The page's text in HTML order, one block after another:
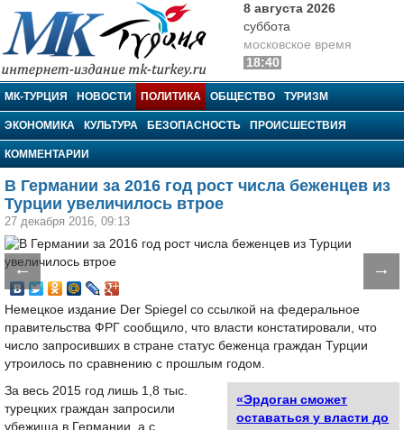
МК-Турция
8 августа 2026
суббота
московское время
18:40
МК-ТУРЦИЯ НОВОСТИ ПОЛИТИКА ОБЩЕСТВО ТУРИЗМ
ЭКОНОМИКА КУЛЬТУРА БЕЗОПАСНОСТЬ ПРОИСШЕСТВИЯ
КОММЕНТАРИИ
В Германии за 2016 год рост числа беженцев из
Турции увеличилось втрое
27 декабря 2016, 09:13
← →
Немецкое издание Der Spiegel со ссылкой на федеральное
правительства ФРГ сообщило, что власти констатировали, что
число запросивших в стране статус беженца граждан Турции
утроилось по сравнению с прошлым годом.
«Эрдоган сможет
оставаться у власти до
За весь 2015 год лишь 1,8 тыс.
турецких граждан запросили
убежища в Германии, а с